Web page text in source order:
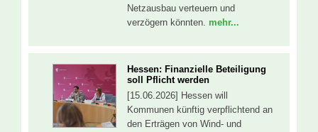
Netzausbau verteuern und
verzögern könnten. mehr...
Hessen: Finanzielle Beteiligung
soll Pflicht werden
[15.06.2026] Hessen will
Kommunen künftig verpflichtend an
den Erträgen von Wind- und